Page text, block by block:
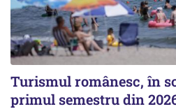
Turismul românesc, în
primul semestru din